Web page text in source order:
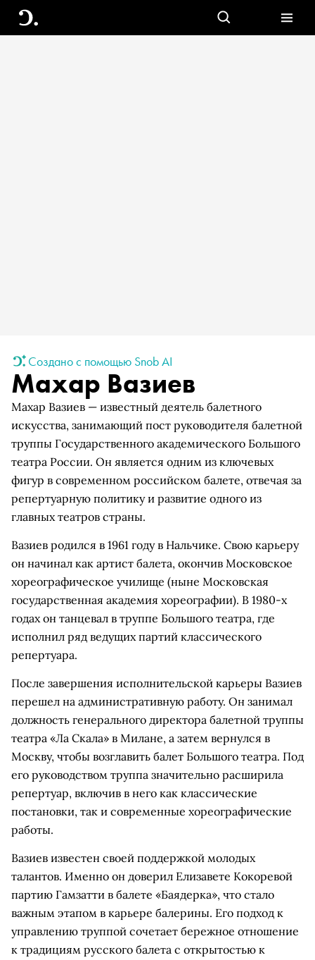
Создано с помощью Snob AI
Махар Вазиев
Махар Вазиев — известный деятель балетного
искусства, занимающий пост руководителя балетной
труппы Государственного академического Большого
театра России. Он является одним из ключевых
фигур в современном российском балете, отвечая за
репертуарную политику и развитие одного из
главных театров страны.
Вазиев родился в 1961 году в Нальчике. Свою карьеру
он начинал как артист балета, окончив Московское
хореографическое училище (ныне Московская
государственная академия хореографии). В 1980-х
годах он танцевал в труппе Большого театра, где
исполнил ряд ведущих партий классического
репертуара.
После завершения исполнительской карьеры Вазиев
перешел на административную работу. Он занимал
должность генерального директора балетной труппы
театра «Ла Скала» в Милане, а затем вернулся в
Москву, чтобы возглавить балет Большого театра. Под
его руководством труппа значительно расширила
репертуар, включив в него как классические
постановки, так и современные хореографические
работы.
Вазиев известен своей поддержкой молодых
талантов. Именно он доверил Елизавете Кокоревой
партию Гамзатти в балете «Баядерка», что стало
важным этапом в карьере балерины. Его подход к
управлению труппой сочетает бережное отношение
к традициям русского балета с открытостью к